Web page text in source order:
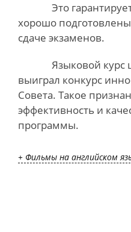
Это
хорошо
сдаче экзаменов.
Языковой курс
выиграл конкурс
Совета. Такое
эффективность и
программы.
+ Фильмы на английском